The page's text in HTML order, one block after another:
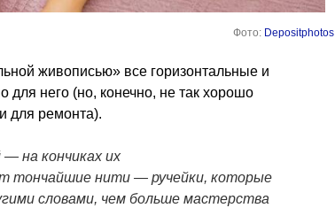
Фото: Depositphotos
живописью» все горизонтальные и
для него (но, конечно, не так хорошо
для ремонта).
на кончиках их
тончайшие нити — ручейки, которые
словами, чем больше мастерства